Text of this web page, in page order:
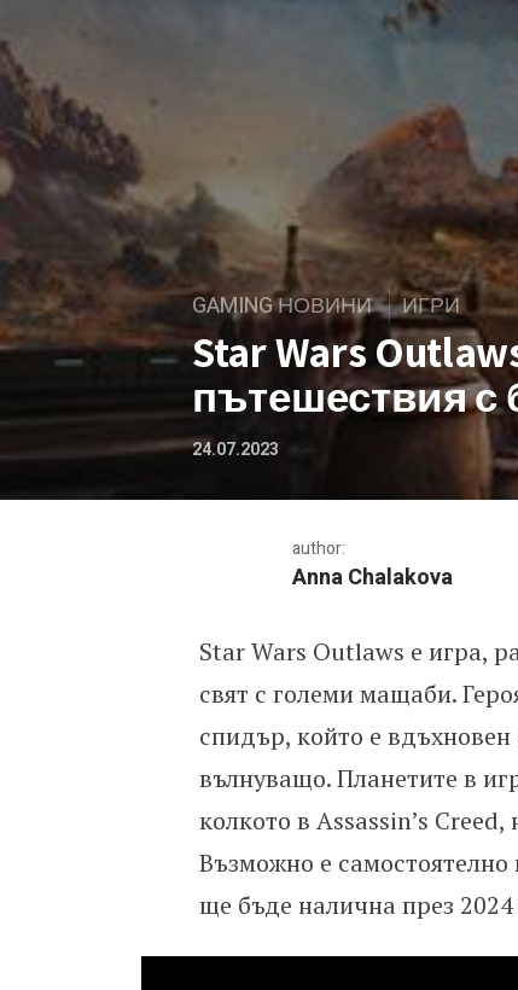
GAMING НОВИНИ ИГРИ
Star Wars
пътешествия с
24.07.2023
author:
Anna Chalakova
Star Wars Outlaws:
Star Wars Outlaws е игра,
свят с големи мащаби.
спидър, който е
вълнуващо. Планетите в
колкото в Assassin’s
Възможно е
ще бъде налична през